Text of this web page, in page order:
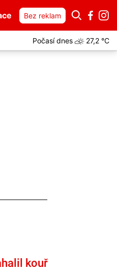
Bez reklam
Počasí dnes 27,2 °C
kouř